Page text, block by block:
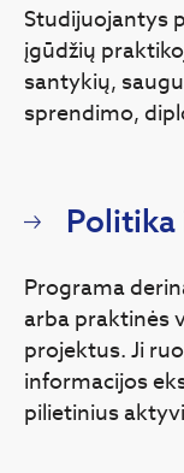
Studijuojantys
įgūdžių
santykių,
sprendimo,
Programa
arba praktinės
projektus. Ji
informacijos
pilietinius